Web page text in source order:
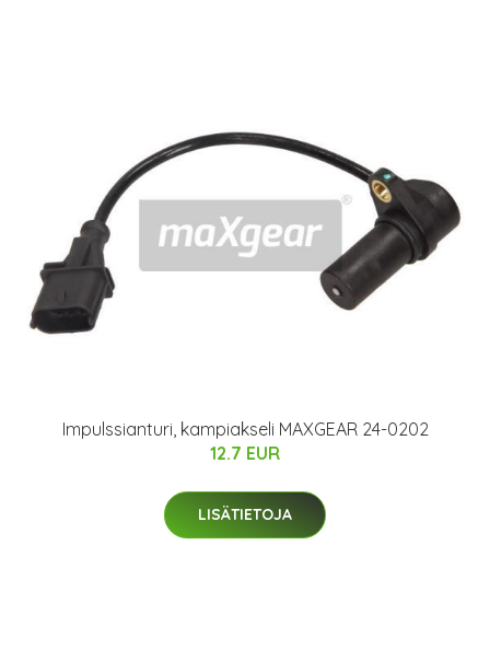
Impulssianturi, kampiakseli MAXGEAR 24-0202
12.7 EUR
LISÄTIETOJA